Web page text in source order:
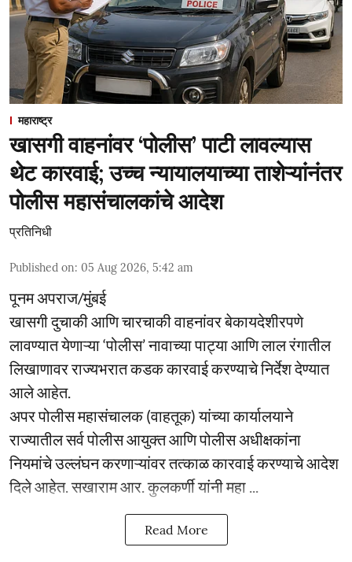
महाराष्ट्र
खासगी वाहनांवर ‘पोलीस’ पाटी लावल्यास
थेट कारवाई; उच्च न्यायालयाच्या ताशेऱ्यांनंतर
पोलीस महासंचालकांचे आदेश
प्रतिनिधी
Published on: 05 Aug 2026, 5:42 am
पूनम अपराज/मुंबई
खासगी दुचाकी आणि चारचाकी वाहनांवर बेकायदेशीरपणे
लावण्यात येणाऱ्या ‘पोलीस’ नावाच्या पाट्या आणि लाल रंगातील
लिखाणावर राज्यभरात कडक कारवाई करण्याचे निर्देश देण्यात
आले आहेत.
अपर पोलीस महासंचालक (वाहतूक) यांच्या कार्यालयाने
राज्यातील सर्व पोलीस आयुक्त आणि पोलीस अधीक्षकांना
नियमांचे उल्लंघन करणाऱ्यांवर तत्काळ कारवाई करण्याचे आदेश
दिले आहेत. सखाराम आर. कुलकर्णी यांनी महा ...
Read More